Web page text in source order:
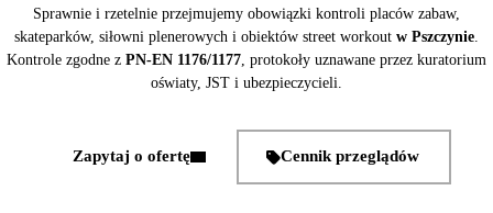
Sprawnie i rzetelnie przejmujemy obowiązki kontroli placów zabaw,
skateparków, siłowni plenerowych i obiektów street workout w Pszczynie
Kontrole zgodne z PN-EN 1176/1177 , protokoły uznawane przez kuratorium
oświaty, JST i ubezpieczycieli.
Zapytaj o ofertę Cennik przeglądów